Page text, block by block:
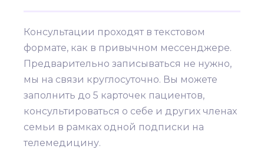
Консультации проходят в текстовом
формате, как в привычном мессенджере.
Предварительно записываться не нужно,
мы на связи круглосуточно. Вы можете
заполнить до 5 карточек пациентов,
консультироваться о себе и других членах
семьи в рамках одной подписки на
телемедицину.